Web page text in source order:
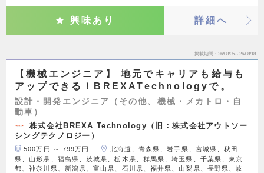
興味あり 詳細へ
掲載期間 26/08/05～26/08/18
【機械エンジニア】 地元でキャリアも給与も
アップできる！BREXATechnologyで。
設計・開発エンジニア（その他、機械・メカトロ・自
動車）
株式会社BREXA Technology（旧：株式会社アウトソー
シングテクノロジー）
500万円 ～ 799万円
北海道、青森県、岩手県、宮城県、秋田
県、山形県、福島県、茨城県、栃木県、群馬県、埼玉県、千葉県、東京
都、神奈川県、新潟県、富山県、石川県、福井県、山梨県、長野県、岐